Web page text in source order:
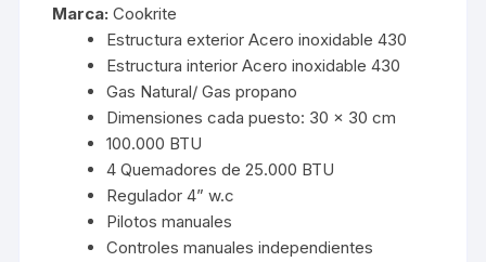
Marca: Cookrite
Estructura exterior Acero inoxidable 430
Estructura interior Acero inoxidable 430
Gas Natural/ Gas propano
Dimensiones cada puesto: 30 x 30 cm
100.000 BTU
4 Quemadores de 25.000 BTU
Regulador 4” w.c
Pilotos manuales
Controles manuales independientes